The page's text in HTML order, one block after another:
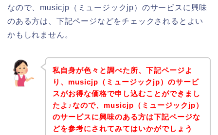
なので、musicjp（ミュージックjp）のサービスに興味
のある方は、下記ページなどをチェックされるとよい
かもしれません。
私自身が色々と調べた所、下記ページよ
り、musicjp（ミュージックjp）のサービ
スがお得な価格で申し込むことができまし
たよ♪なので、musicjp（ミュージックjp）
のサービスに興味のある方は下記ページな
どを参考にされてみてはいかがでしょう